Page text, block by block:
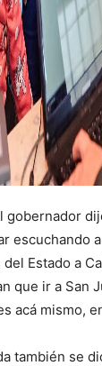
gobernador
escuchando
Estado a
que ir a San
acá mismo,
también se